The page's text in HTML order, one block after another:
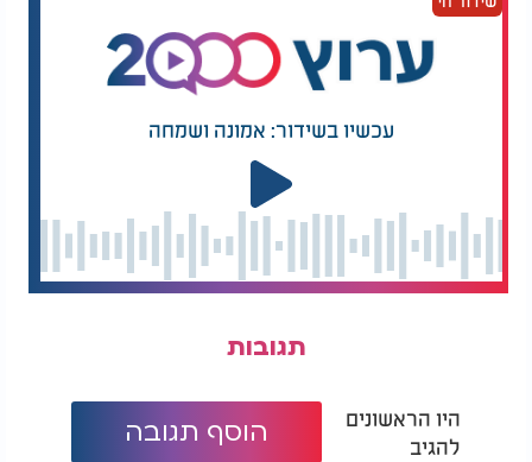
עכשיו בשידור: אמונה ושמחה
תגובות
היו הראשונים
להגיב
הוסף תגובה